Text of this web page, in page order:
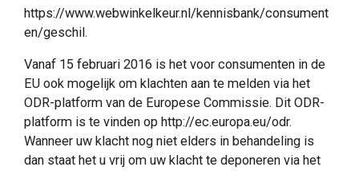
https://www.webwinkelkeur.nl/kennisbank/consument
en/geschil.
Vanaf 15 februari 2016 is het voor consumenten in de
EU ook mogelijk om klachten aan te melden via het
ODR-platform van de Europese Commissie. Dit ODR-
platform is te vinden op http://ec.europa.eu/odr.
Wanneer uw klacht nog niet elders in behandeling is
dan staat het u vrij om uw klacht te deponeren via het